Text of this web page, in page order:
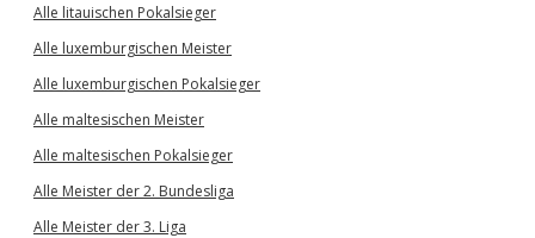
Alle litauischen Pokalsieger
Alle luxemburgischen Meister
Alle luxemburgischen Pokalsieger
Alle maltesischen Meister
Alle maltesischen Pokalsieger
Alle Meister der 2. Bundesliga
Alle Meister der 3. Liga